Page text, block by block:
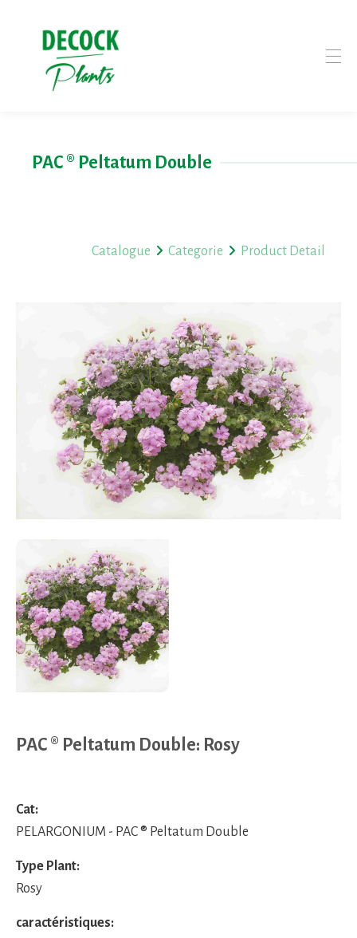
PAC ® Peltatum Double
Catalogue Categorie Product Detail
PAC ® Peltatum Double: Rosy
Cat:
PELARGONIUM - PAC ® Peltatum Double
Type Plant:
Rosy
caractéristiques: